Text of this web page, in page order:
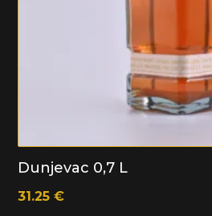
Dunjevac 0,7 L
31.25€